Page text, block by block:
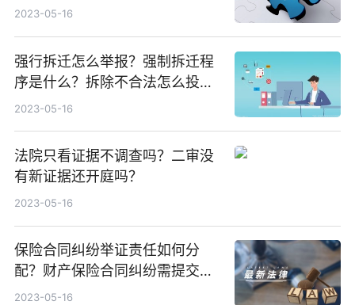
么？
2023-05-16
强行拆迁怎么举报？强制拆迁程
序是什么？拆除不合法怎么投
诉？
2023-05-16
法院只看证据不调查吗？二审没
有新证据还开庭吗？
2023-05-16
保险合同纠纷举证责任如何分
配？财产保险合同纠纷需提交哪
些证据？
2023-05-16